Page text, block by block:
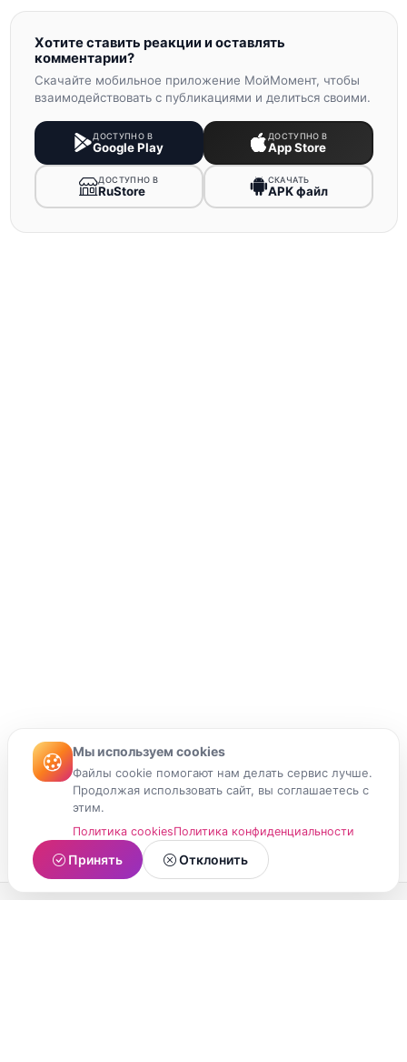
Хотите ставить реакции и оставлять
комментарии?
Скачайте мобильное приложение МойМомент, чтобы
взаимодействовать с публикациями и делиться своими.
ДОСТУПНО В
Google Play
ДОСТУПНО В
App Store
ДОСТУПНО В
RuStore
СКАЧАТЬ
APK файл
Мы используем cookies
Файлы cookie помогают нам делать сервис лучше.
Продолжая использовать сайт, вы соглашаетесь с
этим.
Политика cookiesПолитика конфиденциальности
Принять Отклонить